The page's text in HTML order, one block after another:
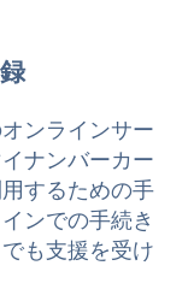
ンラインサー
ナンバーカー
するための手
ンでの手続き
も支援を受け